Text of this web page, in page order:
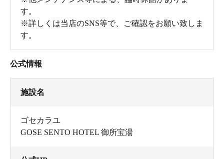
す。
※詳しくは当店のSNS等で、ご確認をお願い致しま
す。
公式情報
施設名
ゴセカラユ
GOSE SENTO HOTEL 御所宝湯